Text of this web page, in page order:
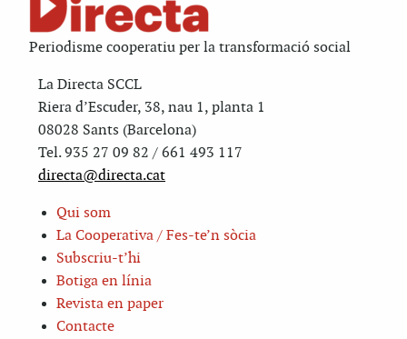
Periodisme cooperatiu per la transformació social
La Directa SCCL
Riera d’Escuder, 38, nau 1, planta 1
08028 Sants (Barcelona)
Tel. 935 27 09 82 / 661 493 117
directa@directa.cat
Qui som
La Cooperativa / Fes-te’n sòcia
Subscriu-t’hi
Botiga en línia
Revista en paper
Contacte